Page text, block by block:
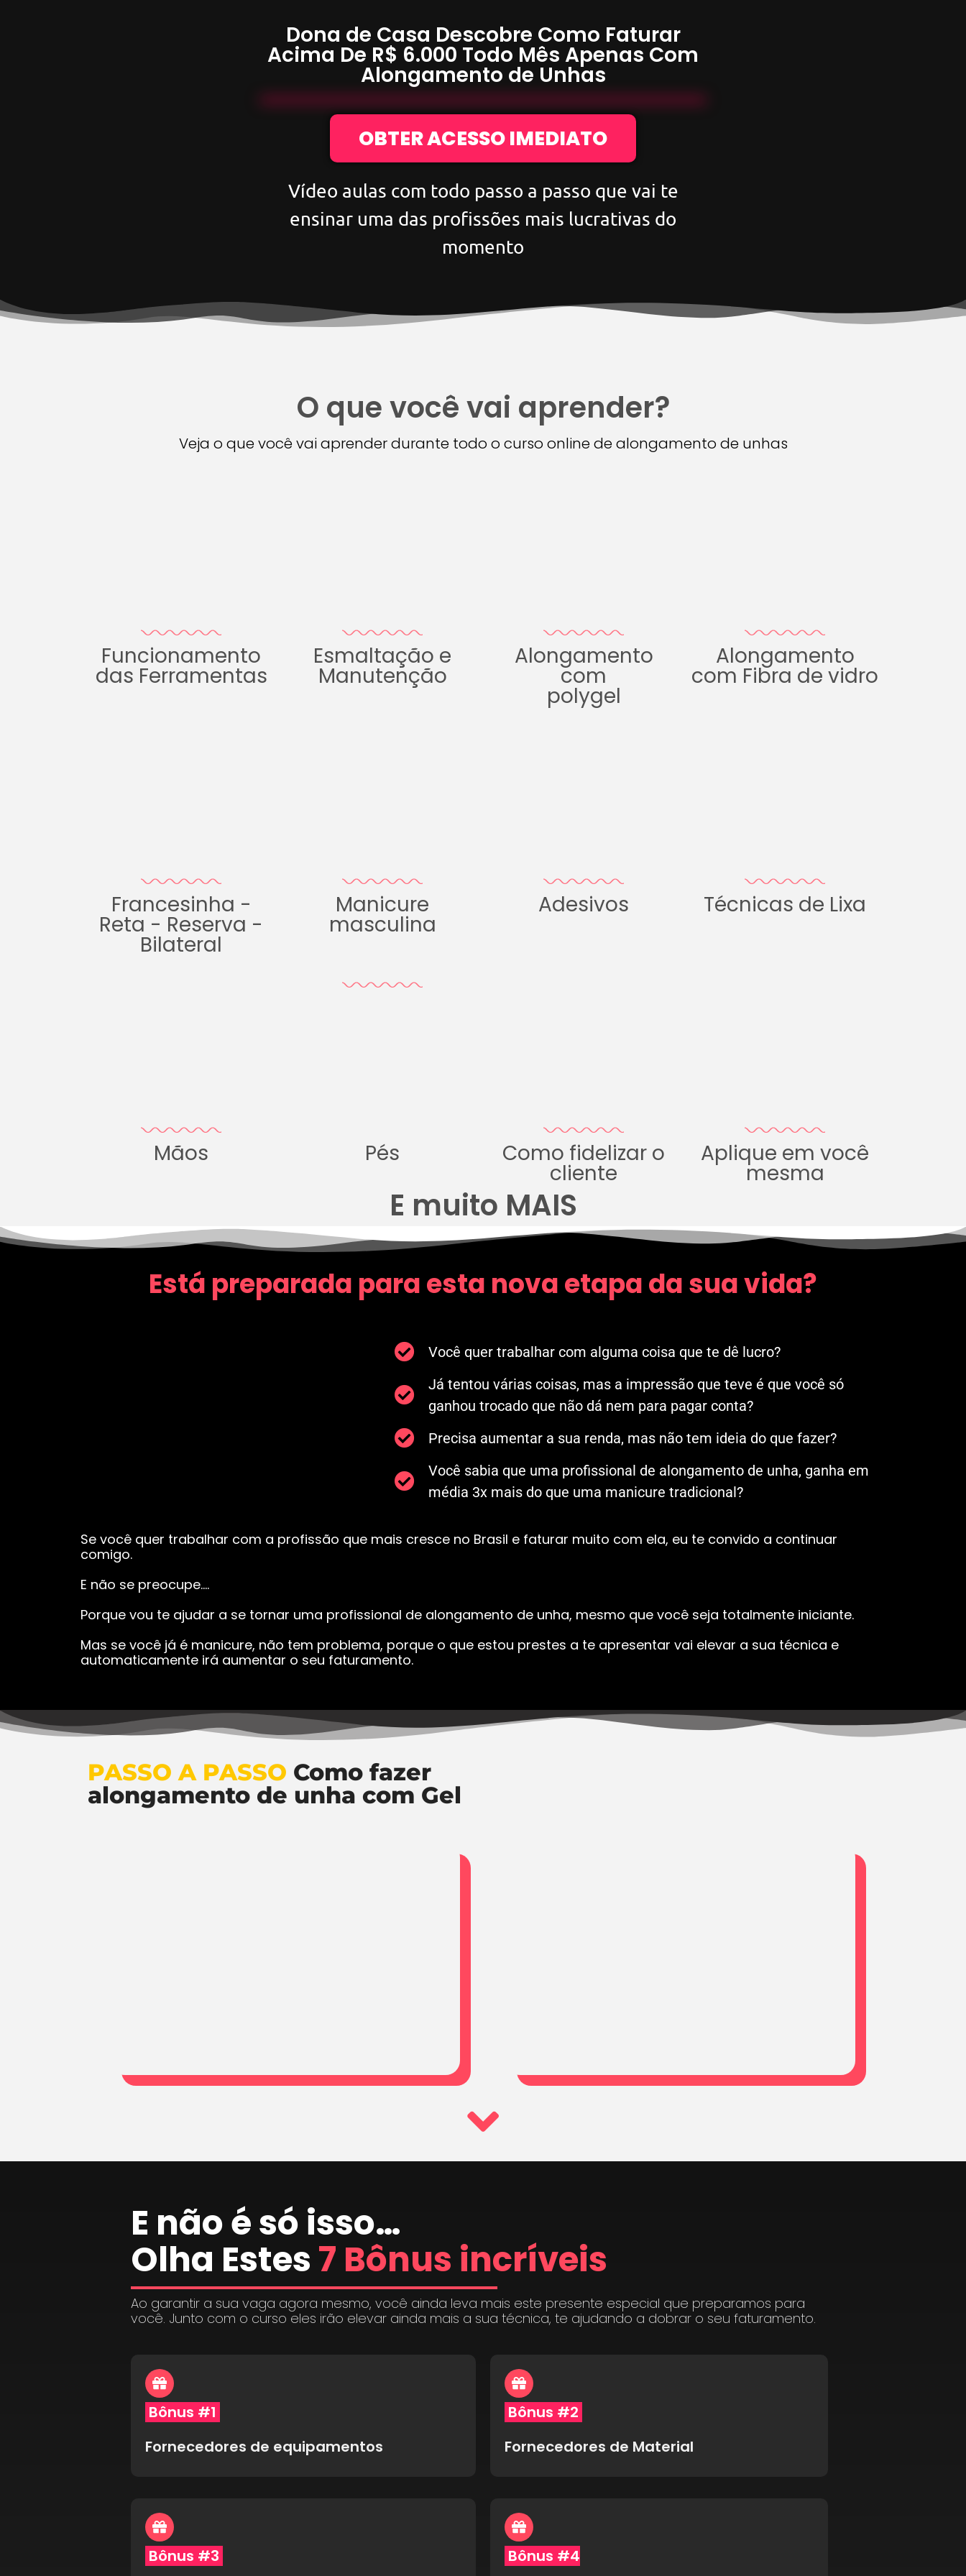
Dona de Casa Descobre Como Faturar
Acima De R$ 6.000 Todo Mês Apenas Com
Alongamento de Unhas
OBTER ACESSO IMEDIATO
Vídeo aulas com todo passo a passo que vai te
ensinar uma das profissões mais lucrativas do
momento
O que você vai aprender?
Veja o que você vai aprender durante todo o curso online de alongamento de unhas
Funcionamento
das Ferramentas
Esmaltação e
Manutenção
Alongamento
com
polygel
Alongamento
com Fibra de vidro
Francesinha -
Reta - Reserva -
Bilateral
Manicure
masculina
Adesivos Técnicas de Lixa
Mãos Pés Como fidelizar o
cliente
Aplique em você
mesma
E muito MAIS
Está preparada para esta nova etapa da sua vida?
Você quer trabalhar com alguma coisa que te dê lucro?
Já tentou várias coisas, mas a impressão que teve é que você só
ganhou trocado que não dá nem para pagar conta?
Precisa aumentar a sua renda, mas não tem ideia do que fazer?
Você sabia que uma profissional de alongamento de unha, ganha em
média 3x mais do que uma manicure tradicional?
Se você quer trabalhar com a profissão que mais cresce no Brasil e faturar muito com ela, eu te convido a continuar
comigo.
E não se preocupe….
Porque vou te ajudar a se tornar uma profissional de alongamento de unha, mesmo que você seja totalmente iniciante.
Mas se você já é manicure, não tem problema, porque o que estou prestes a te apresentar vai elevar a sua técnica e
automaticamente irá aumentar o seu faturamento.
PASSO A PASSO Como fazer
alongamento de unha com Gel
E não é só isso…
Olha Estes 7 Bônus incríveis
Ao garantir a sua vaga agora mesmo, você ainda leva mais este presente especial que preparamos para
você. Junto com o curso eles irão elevar ainda mais a sua técnica, te ajudando a dobrar o seu faturamento.
Bônus #1
Fornecedores de equipamentos
Bônus #2
Fornecedores de Material
Bônus #3 Bônus #4